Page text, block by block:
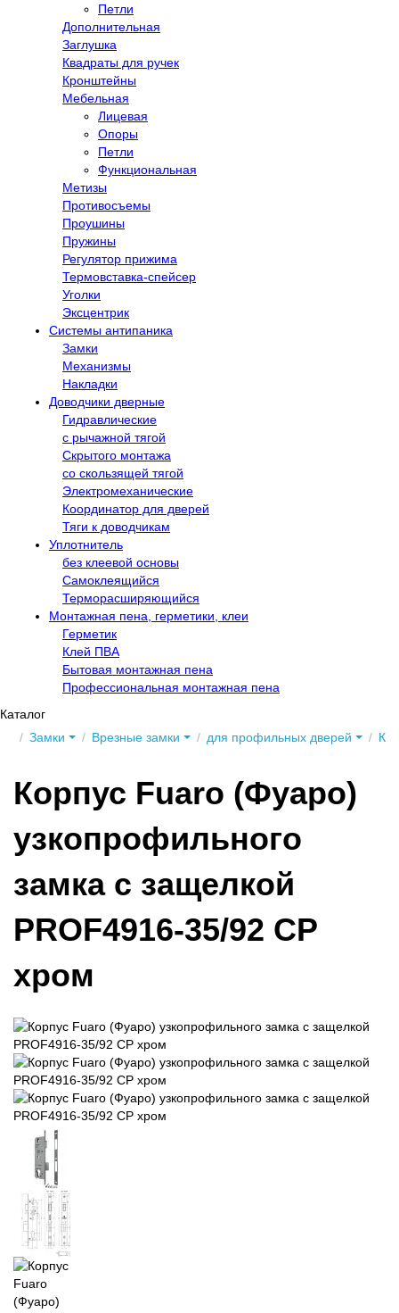
Петли
Дополнительная
Заглушка
Квадраты для ручек
Кронштейны
Мебельная
Лицевая
Опоры
Петли
Функциональная
Метизы
Противосъемы
Проушины
Пружины
Регулятор прижима
Термовставка-спейсер
Уголки
Эксцентрик
Системы антипаника
Замки
Механизмы
Накладки
Доводчики дверные
Гидравлические
с рычажной тягой
Скрытого монтажа
со скользящей тягой
Электромеханические
Координатор для дверей
Тяги к доводчикам
Уплотнитель
без клеевой основы
Самоклеящийся
Терморасширяющийся
Монтажная пена, герметики, клеи
Герметик
Клей ПВА
Бытовая монтажная пена
Профессиональная монтажная пена
Каталог
Замки
Врезные замки для профильных дверей
Корпус Fuaro (Фуаро)
узкопрофильного
замка с защелкой
PROF4916-35/92 CP
хром